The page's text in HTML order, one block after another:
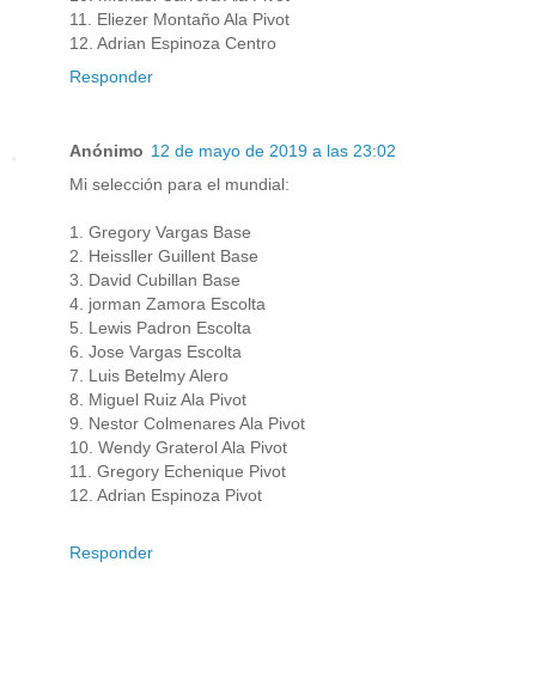
11. Eliezer Montaño Ala Pivot
12. Adrian Espinoza Centro
Responder
Anónimo 12 de mayo de 2019 a las 23:02
Mi selección para el mundial:
1. Gregory Vargas Base
2. Heissller Guillent Base
3. David Cubillan Base
4. jorman Zamora Escolta
5. Lewis Padron Escolta
6. Jose Vargas Escolta
7. Luis Betelmy Alero
8. Miguel Ruiz Ala Pivot
9. Nestor Colmenares Ala Pivot
10. Wendy Graterol Ala Pivot
11. Gregory Echenique Pivot
12. Adrian Espinoza Pivot
Responder